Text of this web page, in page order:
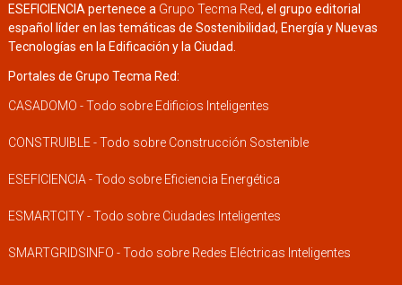
ESEFICIENCIA pertenece a Grupo Tecma Red, el grupo editorial
español líder en las temáticas de Sostenibilidad, Energía y Nuevas
Tecnologías en la Edificación y la Ciudad.
Portales de Grupo Tecma Red:
CASADOMO - Todo sobre Edificios Inteligentes
CONSTRUIBLE - Todo sobre Construcción Sostenible
ESEFICIENCIA - Todo sobre Eficiencia Energética
ESMARTCITY - Todo sobre Ciudades Inteligentes
SMARTGRIDSINFO - Todo sobre Redes Eléctricas Inteligentes